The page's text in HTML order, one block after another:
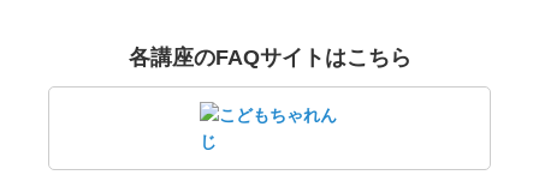
各講座のFAQサイトはこちら